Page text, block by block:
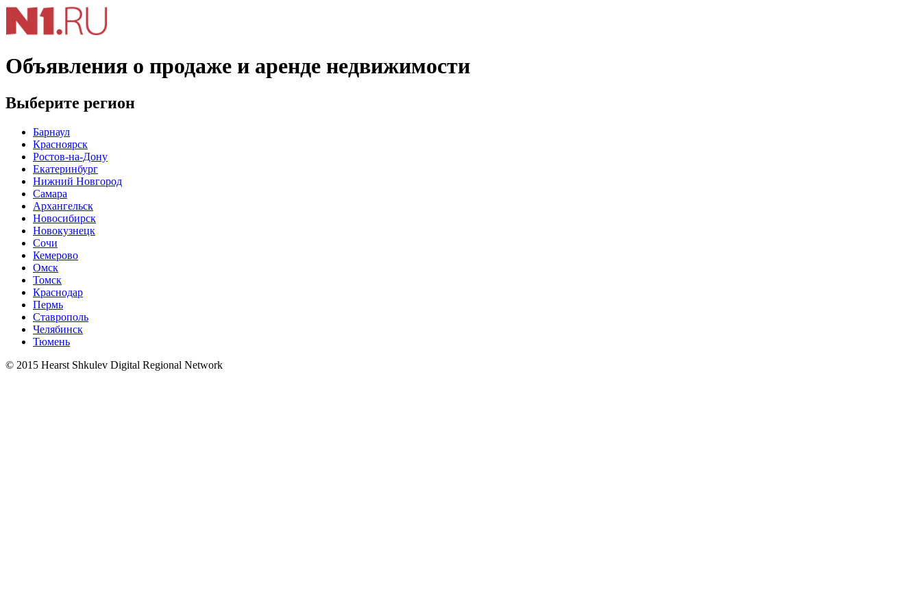
Объявления о продаже и аренде недвижимости
Выберите регион
Барнаул
Красноярск
Ростов-на-Дону
Екатеринбург
Нижний Новгород
Самара
Архангельск
Новосибирск
Новокузнецк
Сочи
Кемерово
Омск
Томск
Краснодар
Пермь
Ставрополь
Челябинск
Тюмень
© 2015 Hearst Shkulev Digital Regional Network